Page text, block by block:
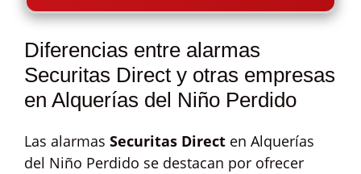
Diferencias entre alarmas
Securitas Direct y otras empresas
en Alquerías del Niño Perdido
Las alarmas Securitas Direct en Alquerías
del Niño Perdido se destacan por ofrecer